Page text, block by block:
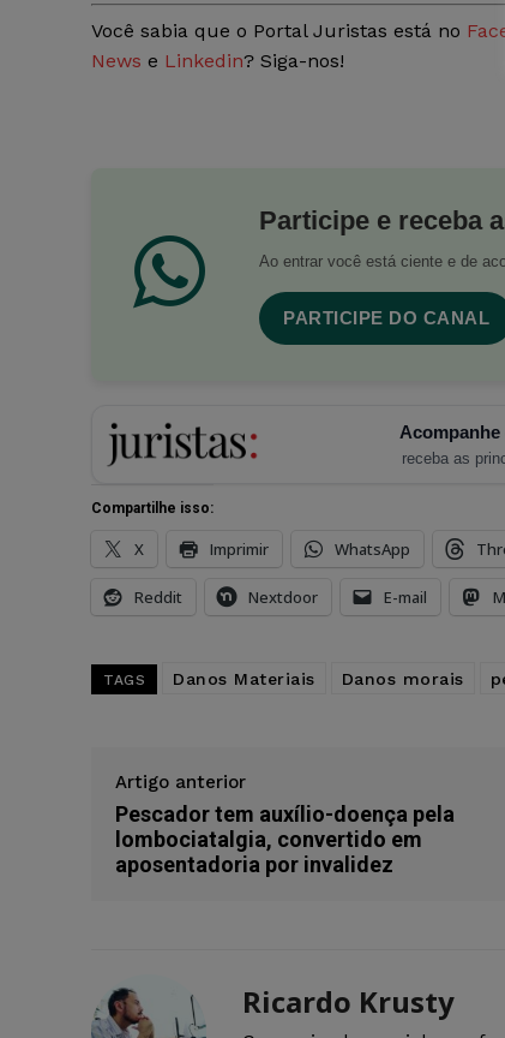
Você sabia que o Portal Juristas está no
News e Linkedin? Siga-nos!
Participe e receba
Ao entrar você está ciente e de
PARTICIPE DO CANAL
receba as
Compartilhe isso:
X Imprimir WhatsApp
Reddit Nextdoor E-mail
TAGS Danos Materiais Danos morais
Artigo anterior
Pescador tem auxílio-doença pela
lombociatalgia, convertido em
aposentadoria por invalidez
Ricardo Krusty